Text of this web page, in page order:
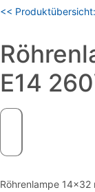
<<
E14
Röhrenlampe 14×32